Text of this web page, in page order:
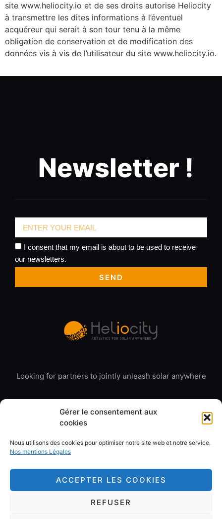
Gérer le consentement aux
cookies
Nous utilisons des cookies pour optimiser notre site web et notre service.
Nos mentions Légales
ACCEPTER LES COOKIES
REFUSER
site www.heliocity.io et de ses droits autorise Heliocity
à transmettre les dites informations à l’éventuel
acquéreur qui serait à son tour tenu à la même
obligation de conservation et de modification des
données vis à vis de l’utilisateur du site www.heliocity.io.
Newsletter !
I consent that my email is about to be used to receive
our newsletters.
SEND
Looking for partners to jointly unleash solar anywhere
© 2020 Heliocity. All rights reserved
Our Legal Mentions